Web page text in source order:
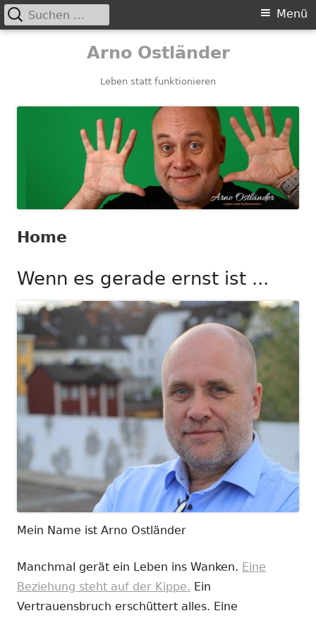
Arno Ostländer
Leben statt funktionieren
Primäres
Menü
Suchen
nach:
Home
Wenn es gerade ernst ist ...
Mein Name ist Arno Ostländer
Manchmal gerät ein Leben ins Wanken. Eine
Beziehung steht auf der Kippe. Ein
Vertrauensbruch erschüttert alles. Eine